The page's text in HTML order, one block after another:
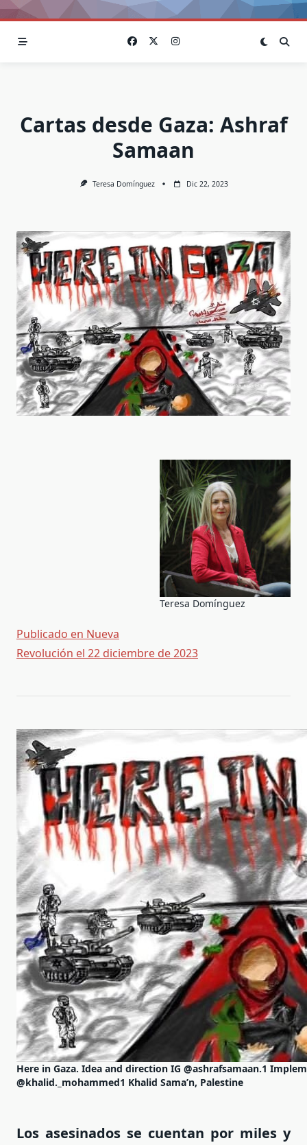
Cartas desde Gaza: Ashraf
Samaan
Teresa Domínguez Dic 22, 2023
Teresa Domínguez
Publicado en Nueva
Revolución el 22 diciembre de 2023
Here in Gaza. Idea and direction IG @ashrafsamaan.1
@khalid._mohammed1 Khalid Sama’n, Palestine
Los asesinados se cuentan por miles y